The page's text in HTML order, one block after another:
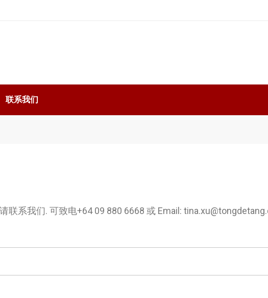
联系我们
联系我们. 可致电+64 09 880 6668 或 Email: